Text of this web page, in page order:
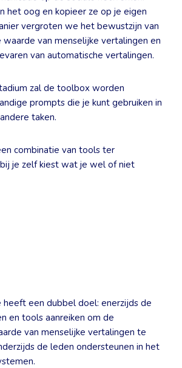
het oog en kopieer ze op je eigen
vergroten we het bewustzijn van
van menselijke vertalingen en
van automatische vertalingen.
zal de toolbox worden
prompts die je kunt gebruiken in
taken.
combinatie van tools ter
je zelf kiest wat je wel of niet
heeft een dubbel doel: enerzijds de
en tools aanreiken om de
van menselijke vertalingen te
de leden ondersteunen in het